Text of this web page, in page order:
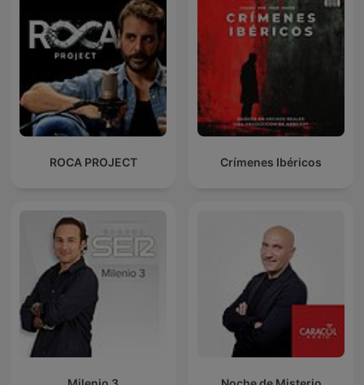
ROCA PROJECT Crímenes Ibéricos